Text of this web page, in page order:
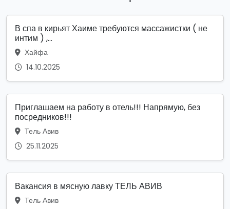
В спа в кирьят Хаиме требуются массажистки ( не
интим ) ,...
Хайфа
14.10.2025
Приглашаем на работу в отель!!! Напрямую, без
посредников!!!
Тель Авив
25.11.2025
Вакансия в мясную лавку ТЕЛЬ АВИВ
Тель Авив